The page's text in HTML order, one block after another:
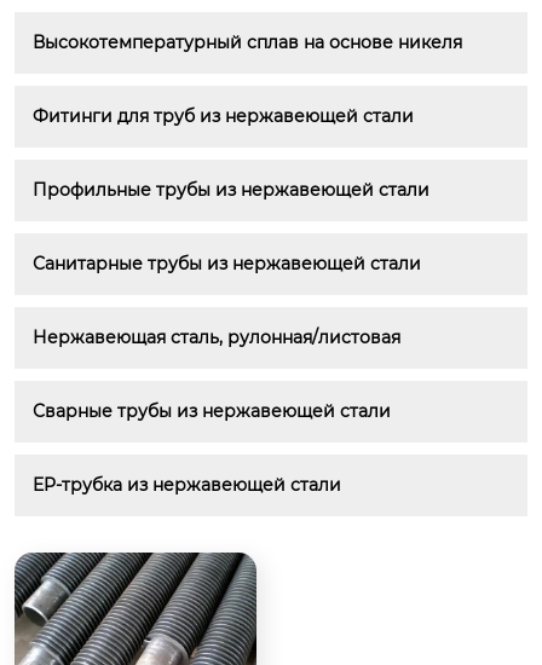
Высокотемпературный сплав на основе никеля
Фитинги для труб из нержавеющей стали
Профильные трубы из нержавеющей стали
Санитарные трубы из нержавеющей стали
Нержавеющая сталь, рулонная/листовая
Сварные трубы из нержавеющей стали
EP-трубка из нержавеющей стали